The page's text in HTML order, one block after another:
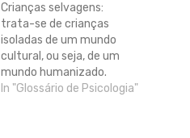
Crianças selvagens:
trata-se de crianças
isoladas de um mundo
cultural, ou seja, de um
mundo humanizado.
Existem vários casos
In "Glossário de Psicologia"